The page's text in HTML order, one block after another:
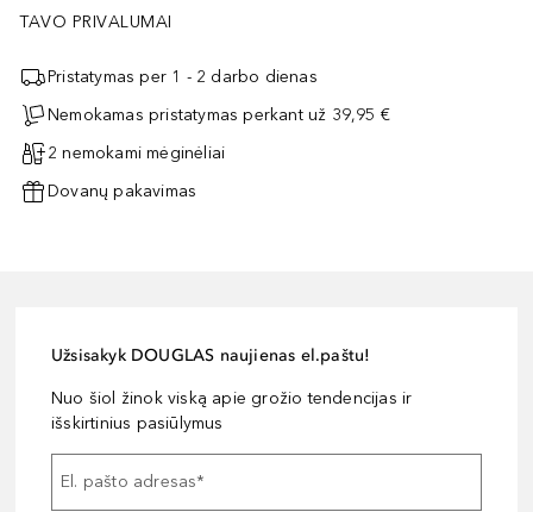
TAVO PRIVALUMAI
Pristatymas per 1 - 2 darbo dienas
Nemokamas pristatymas perkant už 39,95 €
2 nemokami mėginėliai
Dovanų pakavimas
Užsisakyk DOUGLAS naujienas el.paštu!
Nuo šiol žinok viską apie grožio tendencijas ir
išskirtinius pasiūlymus
El. pašto adresas*